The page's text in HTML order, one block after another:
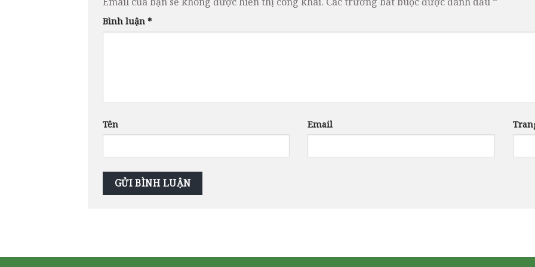
Bình luận *
Tên Email